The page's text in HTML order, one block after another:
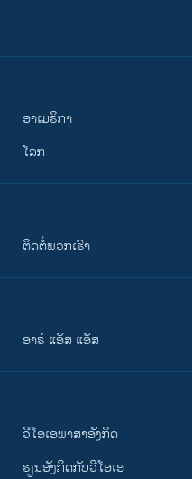
ອາເມຣິກາ
ໂລກ
ຕິດຕໍ່ພວກເຮົາ
ອາຣ໌ ແອັສ ແອັສ
ວີ​ໂອ​ເອ​ພາ​ສາ​ອັງ​ກິດ
​ຮຽນ​ອັງ​ກິດ​ກັບ​ວີ​ໂອ​ເອ